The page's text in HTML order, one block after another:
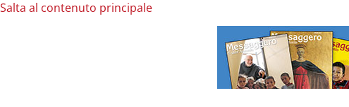
Salta al contenuto principale